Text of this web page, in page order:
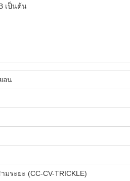
เป็นต้น
อน
ระยะ (CC-CV-TRICKLE)